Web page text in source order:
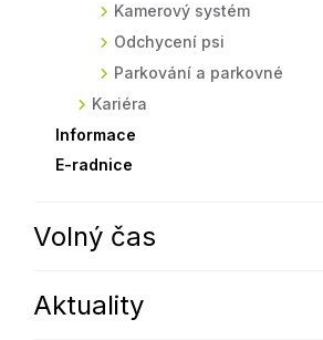
Kamerový systém
Odchycení psi
Parkování a parkovné
Kariéra
Informace
E-radnice
Volný čas
Aktuality